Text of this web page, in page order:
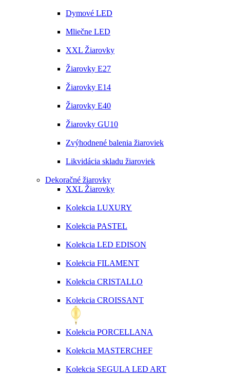
Dymové LED
Mliečne LED
XXL Žiarovky
Žiarovky E27
Žiarovky E14
Žiarovky E40
Žiarovky GU10
Zvýhodnené balenia žiaroviek
Likvidácia skladu žiaroviek
Dekoračné žiarovky
XXL Žiarovky
Kolekcia LUXURY
Kolekcia PASTEL
Kolekcia LED EDISON
Kolekcia FILAMENT
Kolekcia CRISTALLO
Kolekcia CROISSANT
Kolekcia PORCELLANA
Kolekcia MASTERCHEF
Kolekcia SEGULA LED ART